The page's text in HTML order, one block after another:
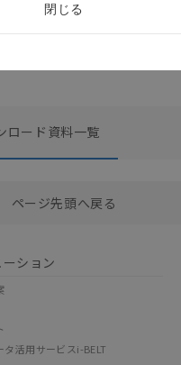
イルを一括ダウンロー
ロード資料一覧
ページ先頭へ戻る
ション
タ活用サービスi-BELT
閉じる